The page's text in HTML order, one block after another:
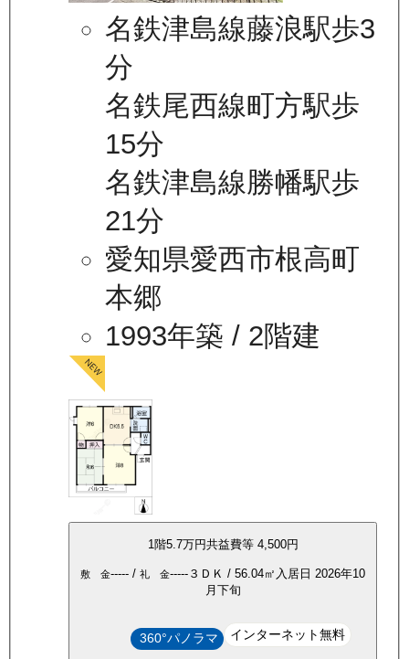
名鉄津島線藤浪駅歩3
分
名鉄尾西線町方駅歩
15分
名鉄津島線勝幡駅歩
21分
愛知県愛西市根高町
本郷
1993年築 / 2階建
1階5.7万円共益費等 4,500円
敷 金----- / 礼 金----- ３ＤＫ / 56.04㎡ 入居日 2026年10
月下旬
360°パノラマ インターネット無料